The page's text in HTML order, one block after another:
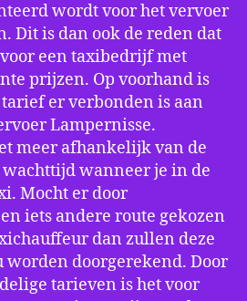
wordt voor het vervoer
Dit is dan ook de reden dat
een taxibedrijf met
prijzen. Op voorhand is
er verbonden is aan
Lampernisse.
meer afhankelijk van de
wanneer je in de
Mocht er door
iets andere route gekozen
dan zullen deze
worden doorgerekend. Door
tarieven is het voor